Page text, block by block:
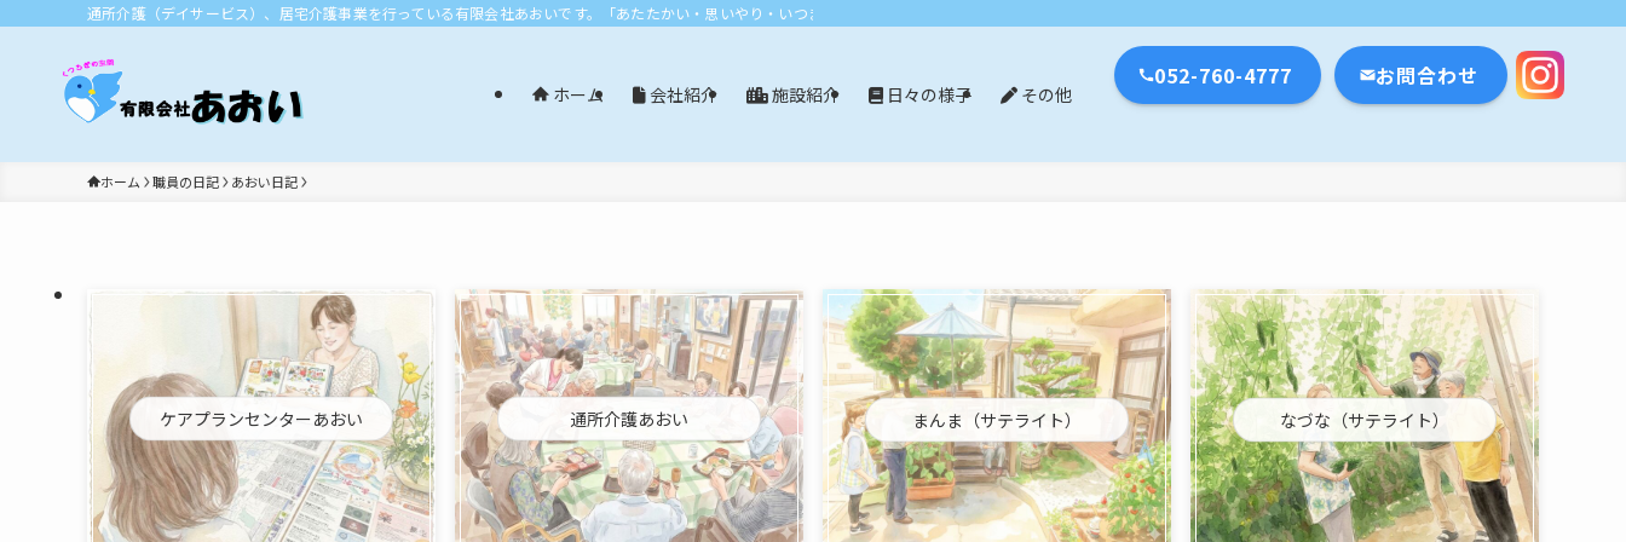
通所介護（デイサービス）、居宅介護事業を行っている有限会社あおいです。「あたたかい・思いやり・いつまでも」エリア：尾張旭市・長久手市・瀬戸市・名古屋市
ホーム 会社紹介 施設紹介 日々の様子 その他
052-760-4777 お問合わせ
ホーム 職員の日記 あおい日記
ケアプランセンターあおい 通所介護あおい まんま（サテライト） なづな（サテライト）